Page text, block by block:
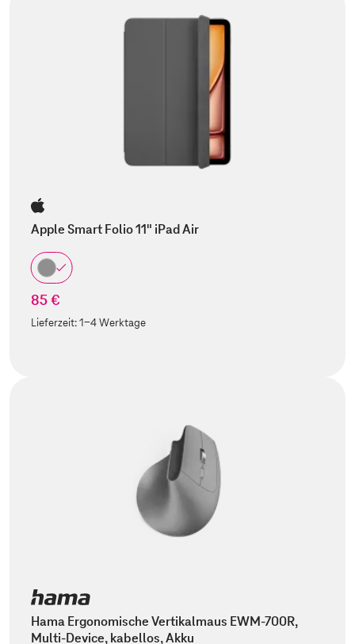
Apple Smart Folio 11" iPad Air
85 €
Lieferzeit:1-4 Werktage
Hama Ergonomische Vertikalmaus EWM-700R,
Multi-Device, kabellos, Akku